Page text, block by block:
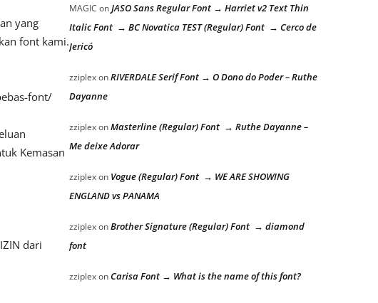
yang
font kami.
font/
Kemasan
dari
MAGIC onJASO Sans Regular Font → Harriet v2 Text Thin
Italic Font → BC Novatica TEST (Regular) Font → Cerco de
Jericó
zziplexonRIVERDALE Serif Font → O Dono do Poder – Ruthe
Dayanne
zziplexonMasterline (Regular) Font → Ruthe Dayanne –
Me deixe Adorar
zziplexon Vogue (Regular) Font → WE ARE SHOWING
ENGLAND vs PANAMA
zziplexonBrother Signature (Regular) Font → diamond
font
zziplexonCarisa Font → What is the name of this font?